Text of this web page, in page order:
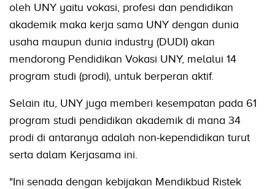
oleh UNY yaitu vokasi, profesi dan pendidikan
akademik maka kerja sama UNY dengan dunia
usaha maupun dunia industry (DUDI) akan
mendorong Pendidikan Vokasi UNY, melalui 14
program studi (prodi), untuk berperan aktif.
Selain itu, UNY juga memberi kesempatan pada 61
program studi pendidikan akademik di mana 34
prodi di antaranya adalah non-kependidikan turut
serta dalam Kerjasama ini.
"Ini senada dengan kebijakan Mendikbud Ristek